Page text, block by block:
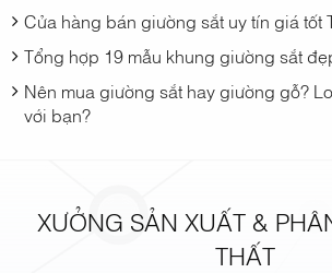
Cửa hàng bán giường sắt uy tín giá tốt
Tổng hợp 19 mẫu khung giường sắt
Nên mua giường sắt hay giường gỗ?
với bạn?
XƯỞNG SẢN XUẤT &
THẤT